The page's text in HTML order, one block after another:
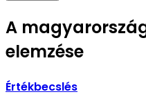
A
elemzése
Értékbecslés